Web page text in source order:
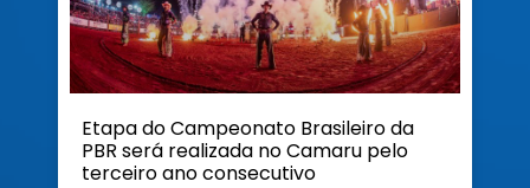
Etapa do Campeonato Brasileiro da
PBR será realizada no Camaru pelo
terceiro ano consecutivo